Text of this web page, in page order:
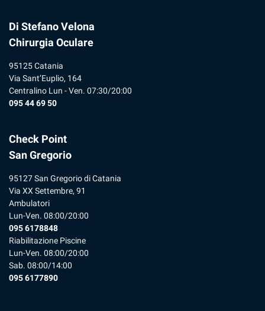
Di Stefano Velona
Chirurgia Oculare
95125 Catania
Via Sant’Euplio, 164
Centralino Lun - Ven. 07:30/20:00
095 44 69 50
Check Point
San Gregorio
95127 San Gregorio di Catania
Via XX Settembre, 91
Ambulatori
Lun-Ven. 08:00/20:00
095 6178848
Riabilitazione Piscine
Lun-Ven. 08:00/20:00
Sab. 08:00/14:00
095 6177890